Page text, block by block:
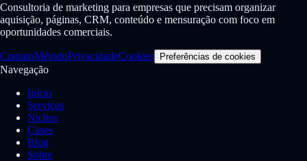
Consultoria de marketing para empresas que precisam organizar
aquisição, páginas, CRM, conteúdo e mensuração com foco em
oportunidades comerciais.
ContatoMétodoPrivacidadeCookies Preferências de cookies
Navegação
Início
Serviços
Nichos
Cases
Blog
Sobre